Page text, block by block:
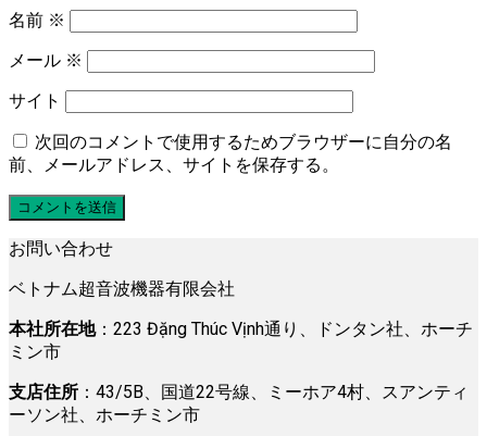
名前 ※
メール ※
サイト
次回のコメントで使用するためブラウザーに自分の名
前、メールアドレス、サイトを保存する。
お問い合わせ
ベトナム超音波機器有限会社
本社所在地：223 Đặng Thúc Vịnh通り、ドンタン社、ホーチ
ミン市
支店住所 ：43/5B、国道22号線、ミーホア4村、スアンティ
ーソン社、ホーチミン市